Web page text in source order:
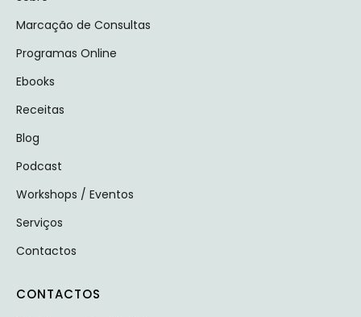
Marcação de Consultas
Programas Online
Ebooks
Receitas
Blog
Podcast
Workshops / Eventos
Serviços
Contactos
CONTACTOS